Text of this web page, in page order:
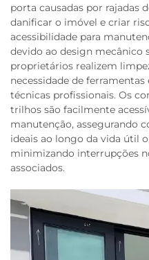
porta causadas por rajadas
danificar o imóvel e criar
acessibilidade para
devido ao design mecânico
proprietários realizem
necessidade de
técnicas profissionais. Os
trilhos são facilmente
manutenção, assegurando
ideais ao longo da vida útil
minimizando interrupções
associados.